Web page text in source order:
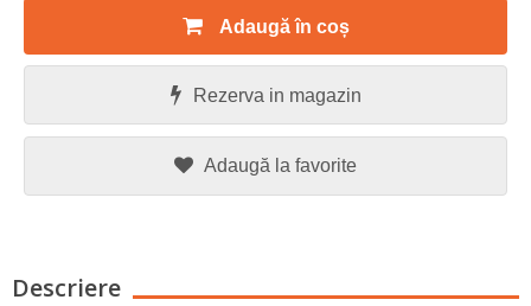
Adaugă în coș
Rezerva in magazin
Adaugă la favorite
Descriere